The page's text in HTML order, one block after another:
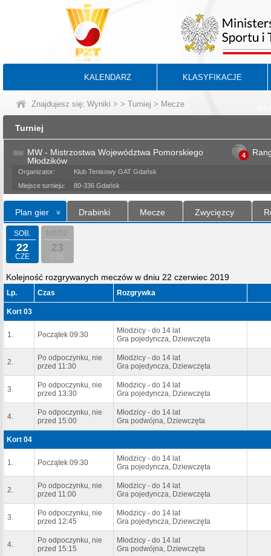
KALENDARZ KLASYFIKACJE
Znajdujesz się: Wyniki > > Turniej > Mecze
Turniej
MW - Mistrzostwa Województwa Pomorskiego
Młodzików
4
Organizator:
Klub Tenisowy GAT Gdańsk
Miejsce turnieju:
80-336 Gdańsk
Plan gier Drabinki Mecze Zwycięzcy
SOB.
22
CZE
NIEDZ.
23
Kolejność rozgrywanych meczów w dniu 22 czerwiec 2019
Lp. Czas Rozgrywka
Kort 03
1. Początek 09:30
Młodzicy - do 14 lat
Gra pojedyncza, Dziewczęta
2.
Po odpoczynku, nie
przed 11:30
Młodzicy - do 14 lat
Gra pojedyncza, Dziewczęta
3.
Po odpoczynku, nie
przed 13:30
Młodzicy - do 14 lat
Gra pojedyncza, Dziewczęta
4.
Po odpoczynku, nie
przed 15:00
Młodzicy - do 14 lat
Gra podwójna, Dziewczęta
Kort 04
1. Początek 09:30
Młodzicy - do 14 lat
Gra pojedyncza, Dziewczęta
2.
Po odpoczynku, nie
przed 11:00
Młodzicy - do 14 lat
Gra pojedyncza, Dziewczęta
3.
Po odpoczynku, nie
przed 12:45
Młodzicy - do 14 lat
Gra pojedyncza, Dziewczęta
4.
Po odpoczynku, nie
przed 15:15
Młodzicy - do 14 lat
Gra podwójna, Dziewczęta